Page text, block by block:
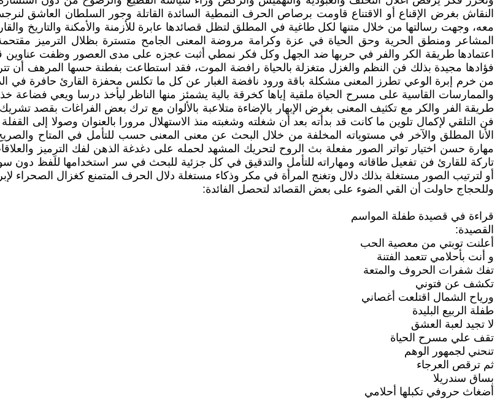
النقاش بغرض الإقناع أو الاقتناع قاومت برصاص الحرف النمطية السائدة القاتلة وجور السلطان العاشق
معه، وجهت رسالتها من خلال متنها لكل طاغية في المطلق لتظل قصائدها عابرة للأزمنة والأمكنة والتاريخ
المشاعر ومنطق الحرية وحق الحياة في عزة وكرامة مروضة المعنى الجامح متسترة بظلال الترميز
اعتمادها طريقة الكر والفر في حربها ضد الجهل وكل فكر نمطي أثبت عجزه على مدى العصور وظفت عناوين
فؤادها مجيدة بذلك فن النظم والغزل متغزلة بالحياة رافضة الموت، فقد استطاعت بفطنة حسها المرهف
من خرم إبرة الوعي تطرز المعنى مشكلة باقة ورود نافضة الغبار عن كل ما تكلس محفزة القارئ حافرة في
والممارسات القاسية على مسرح الحياة ملقية إياها كخرقة بالية يشمئز منها الناظر ليأخذ درسا ويعي فضاعة
طريقة الفر والكر مع تكثيف المعنى بغرض الإبهار بالإضاءة متلاعبة بالألوان مع ترك بعض الفراغات بقصد
فن التلقي لإكمال تلوين ما كانت قد بدأته بعد أن شغلته وشغبته منذ الاستهلال مرورا بالعنوان وصولا إلى
الأنا المطلق والآخر في مستوياته المخلفة من خلال البحث عن معنى المعنى حسب للتأمل في المتاح والصريح
مهارة حسن اختيار تواتر الصور مفعلة بث الروح لتحريك المشهد لحمله على دغدغة الذهن لفك الترميز
تاركة للقارئ فن تفعيل طاقاته ومهاراته للتأمل والتدقيق في كل جزئية للبحث في سر استخدامها للَفظ دون
أو لترتيب الصور مستغلة بذلك دلال وتغنج المرأة في مكر وذكاء مستغلة دلال الحرف المتمنع كغزال الصحراء
وللحجاج حاولت أن القي الضوء على بعض القصائد لتحصل الفائدة:
قراءة في قصيدة طفلة المواسم
القصيدة:
أعلنت توبتي من معصية الحب
و أنت بأحلامي تتعمد الفتنة
تفك شفرات الحروف والمتعة
تكشف عن فتوني
ورياح الشمال اقتلعت أغصاني
طفلة الربيع البليدة
لا تجيد لعبة العشق
تقف علي مسرح الحياة
تنحني لجمهور الوهم
ثم ترقص العرجاء
بساق سندريلا
أضغاث حروفي تكبلها أحلامي